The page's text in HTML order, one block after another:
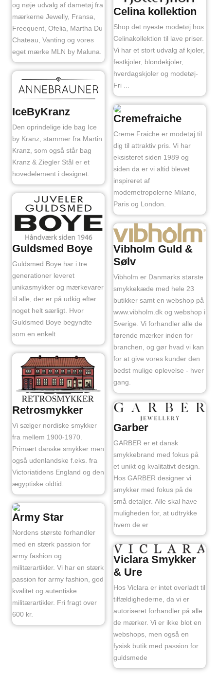
og nøje udvalg af dametøj fra
mærkerne Jewelly, Fransa,
Freequent, Ofelia, Martha Du
Chateau, Vanting og vores
eget mærke MLN by Maluna.
IceByKranz
Den oprindelige ide bag Ice
by Kranz, stammer fra Martin
Kranz, som også står bag
Kranz & Ziegler Stål er et
hovedelement i designet.
Guldsmed Boye
Guldsmed Boye har i tre
generationer leveret
unikasmykker og mærkevarer
til alle, der er på udkig efter
noget helt særligt. Hvor
Guldsmed Boye begyndte
som en enkelt
Retrosmykker
Vi sælger nordiske smykker
fra mellem 1900-1970.
Primært danske smykker men
også udenlandske f.eks. fra
Victoriatidens England og den
ægyptiske oldtid.
Army Star
Nordens største forhandler
med en stærk passion for
army fashion og
militærartikler. Vi har en stærk
passion for army fashion, god
kvalitet og autentiske
militærartikler. Fri fragt over
600 kr.
Celina kollektion
Shop det nyeste modetøj hos
Celinakollektion til lave priser.
Vi har et stort udvalg af kjoler,
festkjoler, blondekjoler,
hverdagskjoler og modetøj-
Fri ...
Cremefraiche
Creme Fraiche er modetøj til
dig til attraktiv pris. Vi har
eksisteret siden 1989 og
siden da er vi altid blevet
inspireret af
modemetropolerne Milano,
Paris og London.
Vibholm Guld &
Sølv
Vibholm er Danmarks største
smykkekæde med hele 23
butikker samt en webshop på
www.vibholm.dk og webshop i
Sverige. Vi forhandler alle de
førende mærker inden for
branchen, og gør hvad vi kan
for at give vores kunder den
bedst mulige oplevelse - hver
gang.
Garber
GARBER er et dansk
smykkebrand med fokus på
et unikt og kvalitativt design.
Hos GARBER designer vi
smykker med fokus på de
små detaljer. Alle skal have
muligheden for, at udtrykke
hvem de er
Viclara Smykker
& Ure
Hos Viclara er intet overladt til
tilfældighederne, da vi er
autoriseret forhandler på alle
de mærker. Vi er ikke blot en
webshops, men også en
fysisk butik med passion for
guldsmede